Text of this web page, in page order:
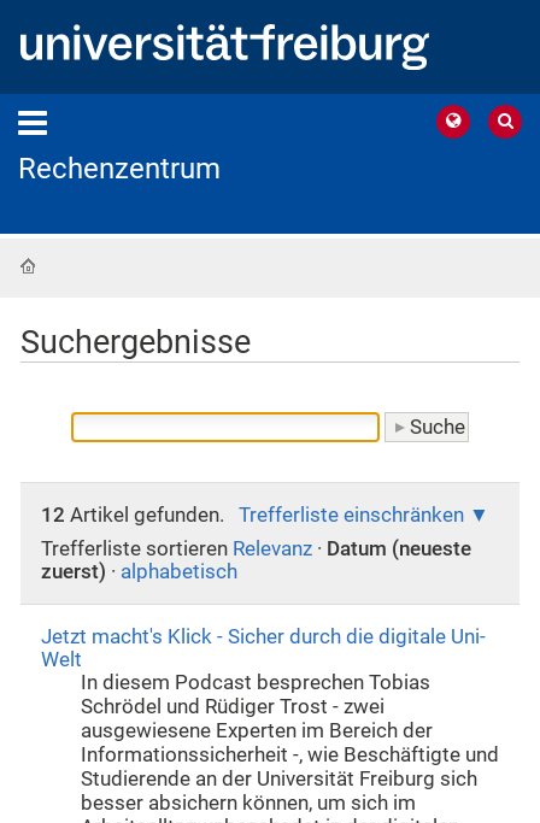
Rechenzentrum
Suchergebnisse
12 Artikel gefunden.
Trefferliste einschränken
Trefferliste sortieren Relevanz · Datum (neueste
zuerst) · alphabetisch
Jetzt macht's Klick - Sicher durch die digitale Uni-
Welt
In diesem Podcast besprechen Tobias
Schrödel und Rüdiger Trost - zwei
ausgewiesene Experten im Bereich der
Informationssicherheit -, wie Beschäftigte und
Studierende an der Universität Freiburg sich
besser absichern können, um sich im